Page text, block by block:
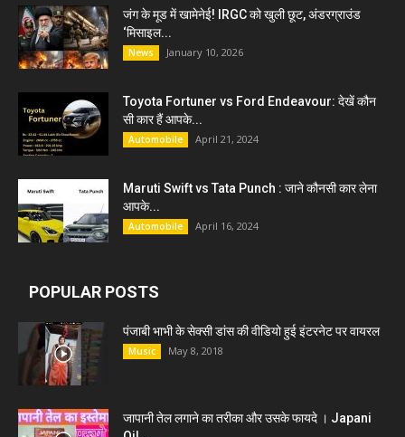
जंग के मूड में खामेनेई! IRGC को खुली छूट, अंडरग्राउंड
‘मिसाइल...
News January 10, 2026
Toyota Fortuner vs Ford Endeavour: देखें कौन
सी कार हैं आपके...
Automobile April 21, 2024
Maruti Swift vs Tata Punch : जाने कौनसी कार लेना
आपके...
Automobile April 16, 2024
POPULAR POSTS
पंजाबी भाभी के सेक्सी डांस की वीडियो हुई इंटरनेट पर वायरल
Music May 8, 2018
जापानी तेल लगाने का तरीका और उसके फायदे । Japani